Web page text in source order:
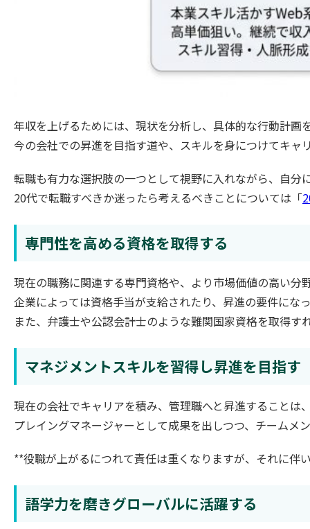
年収を上げるためには、現状を分析し、具体的な行動計画
今の会社での昇進を目指す道や、スキルを身につけてキ
転職も有力な選択肢の一つとして視野に入れながら、自分
20代で転職すべきか迷ったら考えるべきことについては「
専門性を高める資格を取得する
現在の職務に関連する専門資格や、より市場価値の高い
企業によっては資格手当が支給されたり、昇進の要件にな
また、弁護士や公認会計士のような難関国家資格を取得
マネジメントスキルを習得し昇進を目指す
現在の会社でキャリアを積み、管理職へと昇進することは
プレイングマネージャーとして成果を出しつつ、チーム
**役職が上がるにつれて責任は重くなりますが、それに伴
語学力を磨きグローバルに活躍する